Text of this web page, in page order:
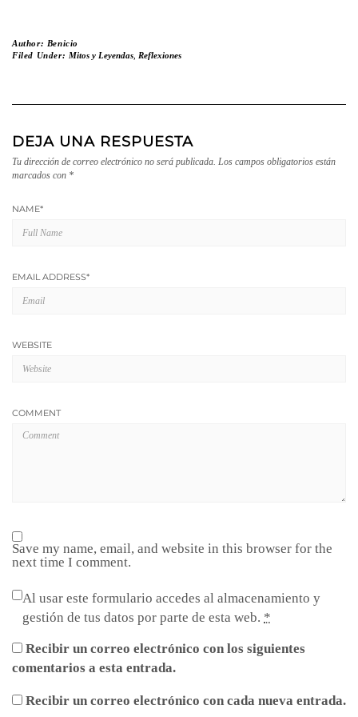
Author: Benicio
Filed Under: Mitos y Leyendas, Reflexiones
DEJA UNA RESPUESTA
Tu dirección de correo electrónico no será publicada. Los campos obligatorios están
marcados con *
NAME*
EMAIL ADDRESS*
WEBSITE
COMMENT
Save my name, email, and website in this browser for the
next time I comment.
Al usar este formulario accedes al almacenamiento y
gestión de tus datos por parte de esta web. *
Recibir un correo electrónico con los siguientes
comentarios a esta entrada.
Recibir un correo electrónico con cada nueva entrada.